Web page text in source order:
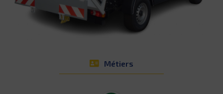
Métiers